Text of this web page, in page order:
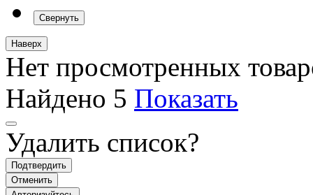
Свернуть
Наверх
Нет просмотренных
Найдено 5 Показать
Удалить список?
Подтвердить
Отменить